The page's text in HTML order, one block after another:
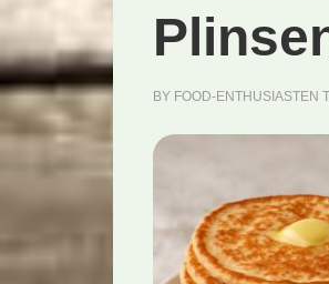
BY FOOD-ENTHUSIASTEN